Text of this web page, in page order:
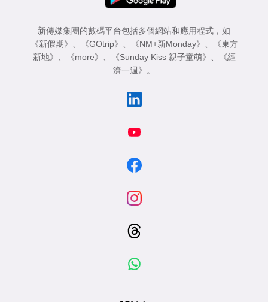
新傳媒集團的數碼平台包括多個網站和應用程式，如
《新假期》 、 《GOtrip》 、 《NM+新Monday》 、
《東方
新地》 、 《more》 、 《Sunday Kiss 親子童萌》 、
《經
濟一週》 。